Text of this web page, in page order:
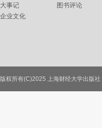
大事记
企业文化
图书评论
联系我们
版权所有(C)2025 上海财经大学出版社